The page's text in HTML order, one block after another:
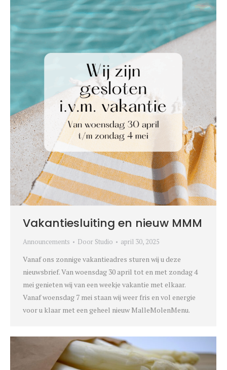
Vakantiesluiting en nieuw MMM
Announcements Door Studio april 30, 2025
Vanaf ons zonnige vakantieadres sturen wij u deze
nieuwsbrief. Van woensdag 30 april tot en met zondag 4
mei genieten wij van een weekje vakantie met elkaar.
Vanaf woensdag 7 mei staan wij weer fris en vol energie
voor u klaar met een geheel nieuw MalleMolenMenu.